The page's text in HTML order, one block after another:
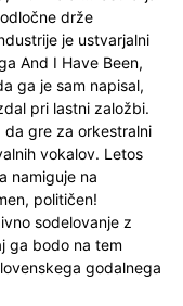
drže
je ustvarjalni
And I Have Been,
ga je sam napisal,
pri lastni založbi.
da gre za orkestralni
vokalov. Letos
namiguje na
političen!
sodelovanje z
ga bodo na tem
godalnega